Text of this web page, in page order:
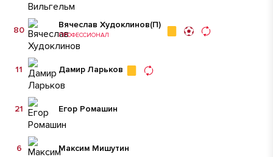
Вячеслав Худоклинов(П)
ПРОФЕССИОНАЛ
80
Дамир Ларьков
11
Егор Ромашин
21
Максим Мишутин
6